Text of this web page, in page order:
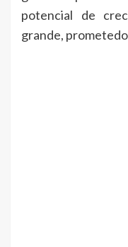
potencial de
grande,